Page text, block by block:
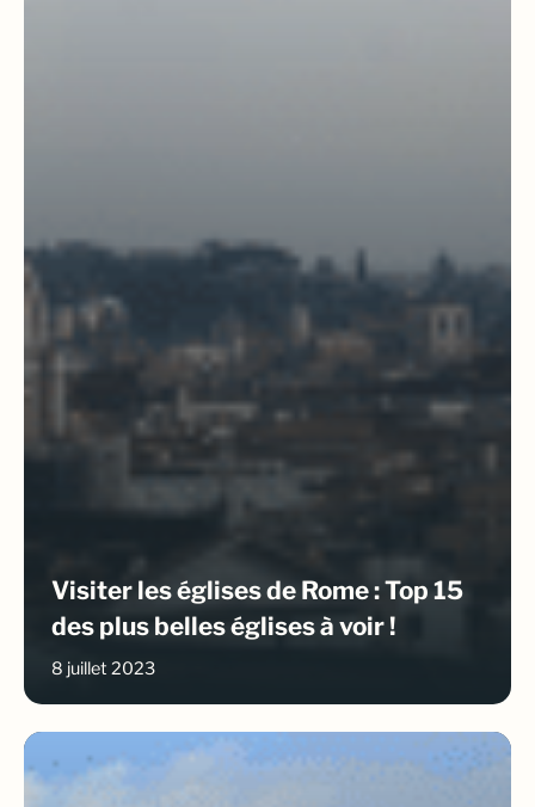
Visiter les églises de Rome : Top 15
des plus belles églises à voir !
8 juillet 2023